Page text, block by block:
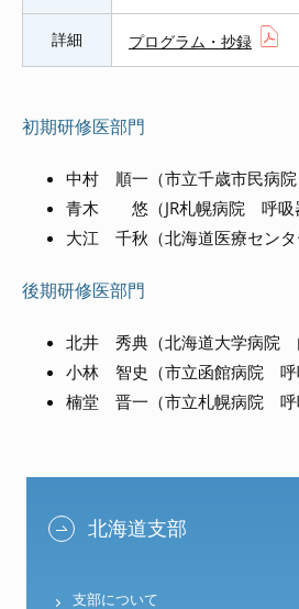
詳細 プログラム・抄録
初期研修医部門
中村 順一（市立千歳市民病
青木 悠（JR札幌病院 呼吸
大江 千秋（北海道医療セン
後期研修医部門
北井 秀典（北海道大学病院
小林 智史（市立函館病院 呼
楠堂 晋一（市立札幌病院 呼
北海道支部
支部について